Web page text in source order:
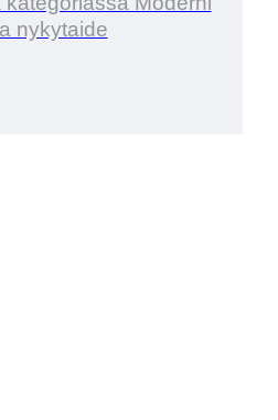
nykytaide